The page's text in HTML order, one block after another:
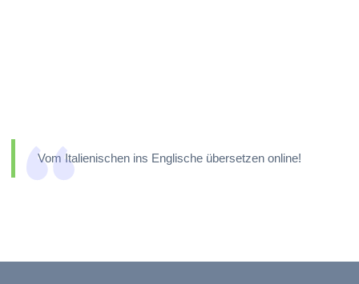
Vom Italienischen ins Englische übersetzen online!